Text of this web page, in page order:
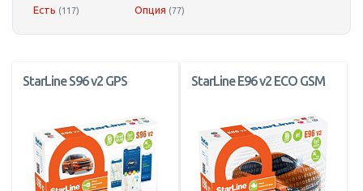
Есть (117) Опция (77)
StarLine S96 v2 GPS StarLine E96 v2 ECO GSM